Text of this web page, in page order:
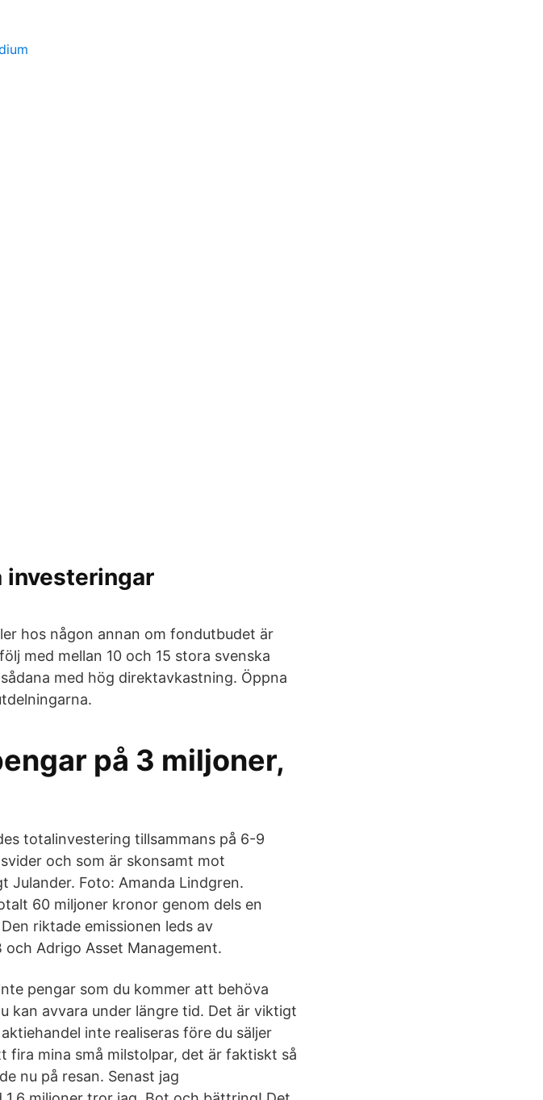
investeringar
hos någon annan om fondutbudet är
med mellan 10 och 15 stora svenska
med hög direktavkastning. Öppna
på 3 miljoner,
totalinvestering tillsammans på 6-9
och som är skonsamt mot
Julander. Foto: Amanda Lindgren.
60 miljoner kronor genom dels en
riktade emissionen leds av
Adrigo Asset Management.
pengar som du kommer att behöva
kan avvara under längre tid. Det är viktigt
inte realiseras före du säljer
fira mina små milstolpar, det är faktiskt så
nu på resan. Senast jag